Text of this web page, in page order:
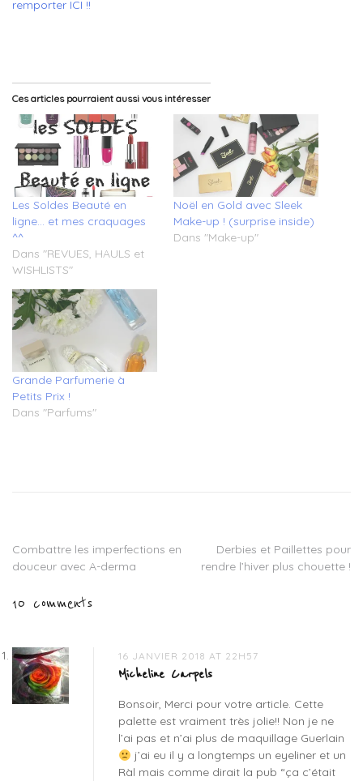
remporter ICI !!
Ces articles pourraient aussi vous intéresser
Les Soldes Beauté en
ligne… et mes craquages
^^
Dans "REVUES, HAULS et
WISHLISTS"
Noël en Gold avec Sleek
Make-up ! (surprise inside)
Dans "Make-up"
Grande Parfumerie à
Petits Prix !
Dans "Parfums"
guerlain
make
palette
palette
guerlain,
palette
multifonctions
Navigation
Combattre les imperfections en
douceur avec A-derma
Derbies et Paillettes pour
rendre l’hiver plus chouette !
10 comments
16 JANVIER 2018 AT 22H57
Micheline Carpels
Bonsoir, Merci pour votre article. Cette
palette est vraiment très jolie!! Non je ne
l’ai pas et n’ai plus de maquillage Guerlain
j’ai eu il y a longtemps un eyeliner et un
Ràl mais comme dirait la pub “ça c’était